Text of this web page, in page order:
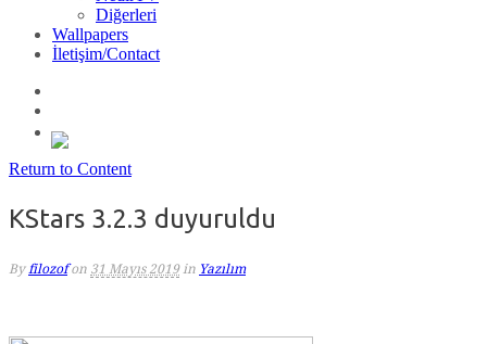
Diğerleri
Wallpapers
İletişim/Contact
Return to Content
KStars 3.2.3 duyuruldu
By filozof on 31 Mayıs 2019 in Yazılım